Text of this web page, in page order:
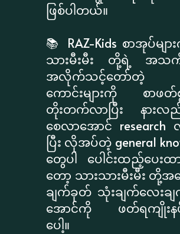
ဖြစ်ပါတယ်။
📚 RAZ-Kids စာအုပ်မျ
သားမီးမီး တို့ရဲ့ အသ
အလိုက်သင့်တော်တဲ့
ကောင်းများကို စာဖတ်
တိုးတက်လာပြီး နား
စေလာအောင် research
ပြီး လိုအပ်တဲ့ general
တွေပါ ပေါင်းထည့်ပေးထ
တော့ သားသားမီးမီး တို့အ
ချက်ခုတ် သုံးချက်လေးခ
အောင်ကို ဖတ်ရကျိုးန
ပေါ့။